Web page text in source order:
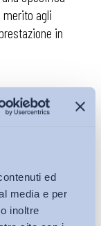
ed
media e per
inoltre
merito agli
in
il lavoro
sia da parte
concordano
di recesso